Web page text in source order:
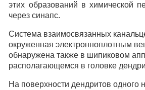
этих образований в химической
через синапс.
Система взаимосвязанных
окруженная электронноплотным
обнаружена также в шипиковом
располагающемся в головке
На поверхности дендритов одного